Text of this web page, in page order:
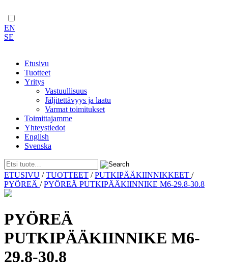
EN
SE
Etusivu
Tuotteet
Yritys
Vastuullisuus
Jäljitettävyys ja laatu
Varmat toimitukset
Toimittajamme
Yhteystiedot
English
Svenska
Skip
to
content
ETUSIVU /TUOTTEET /PUTKIPÄÄKIINNIKKEET /
PYÖREÄ /PYÖREÄ PUTKIPÄÄKIINNIKE M6-29.8-30.8
PYÖREÄ
PUTKIPÄÄKIINNIKE M6-
29.8-30.8